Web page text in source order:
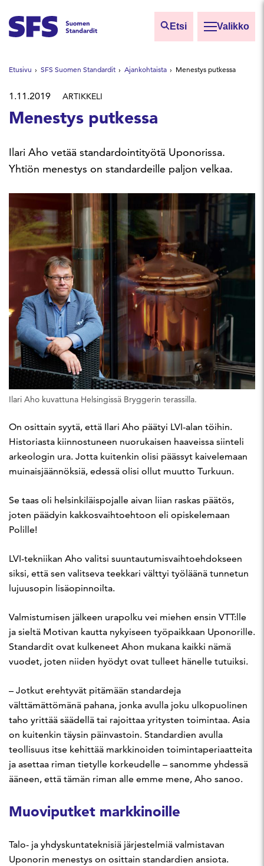
Etsi Valikko
Etsi sivuilta
Hae hakutermillä
Etusivu SFS Suomen Standardit Ajankohtaista Menestys putkessa
1.11.2019 ARTIKKELI
Menestys putkessa
Ilari Aho vetää standardointityötä Uponorissa.
Yhtiön menestys on standardeille paljon velkaa.
Ilari Aho kuvattuna Helsingissä Bryggerin terassilla.
On osittain syytä, että Ilari Aho päätyi LVI-alan töihin.
Historiasta kiinnostuneen nuorukaisen haaveissa siinteli
arkeologin ura. Jotta kuitenkin olisi päässyt kaivelemaan
muinaisjäännöksiä, edessä olisi ollut muutto Turkuun.
Se taas oli helsinkiläispojalle aivan liian raskas päätös,
joten päädyin kakkosvaihtoehtoon eli opiskelemaan
Polille!
LVI-tekniikan Aho valitsi suuntautumisvaihtoehdokseen
siksi, että sen valitseva teekkari välttyi työläänä tunnetun
lujuusopin lisäopinnoilta.
Valmistumisen jälkeen urapolku vei miehen ensin VTT:lle
ja sieltä Motivan kautta nykyiseen työpaikkaan Uponorille.
Standardit ovat kulkeneet Ahon mukana kaikki nämä
vuodet, joten niiden hyödyt ovat tulleet hänelle tutuiksi.
– Jotkut erehtyvät pitämään standardeja
välttämättömänä pahana, jonka avulla joku ulkopuolinen
taho yrittää säädellä tai rajoittaa yritysten toimintaa. Asia
on kuitenkin täysin päinvastoin. Standardien avulla
teollisuus itse kehittää markkinoiden toimintaperiaatteita
ja asettaa riman tietylle korkeudelle – sanomme yhdessä
ääneen, että tämän riman alle emme mene, Aho sanoo.
Muoviputket markkinoille
Talo- ja yhdyskuntateknisiä järjestelmiä valmistavan
Uponorin menestys on osittain standardien ansiota.